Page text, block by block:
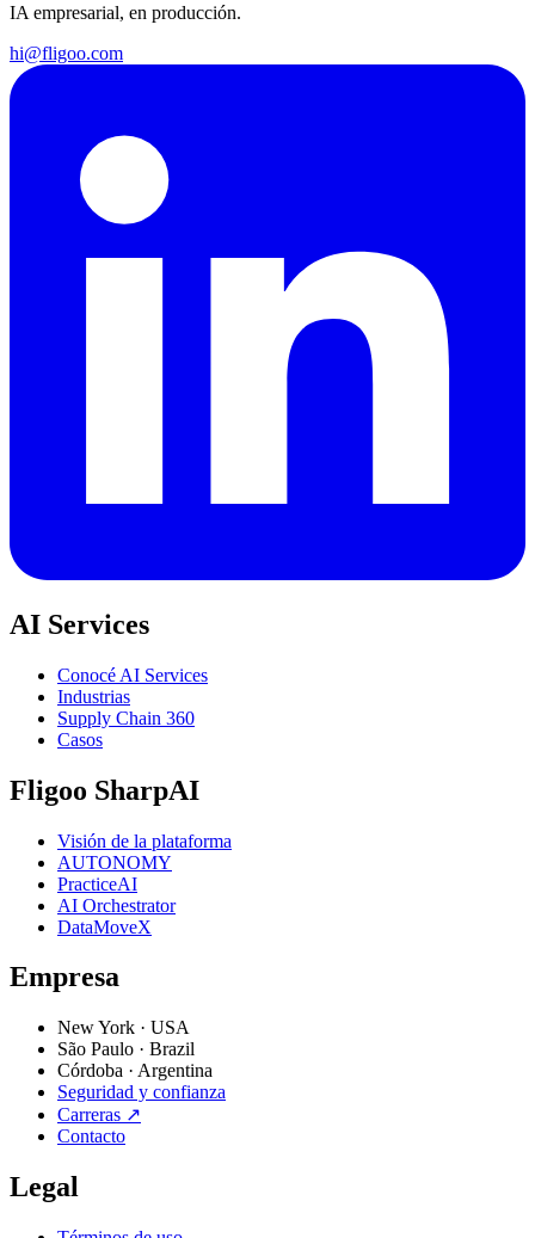
IA empresarial, en producción.
hi@fligoo.com
AI Services
Conocé AI Services
Industrias
Supply Chain 360
Casos
Fligoo SharpAI
Visión de la plataforma
AUTONOMY
PracticeAI
AI Orchestrator
DataMoveX
Empresa
New York · USA
São Paulo · Brazil
Córdoba · Argentina
Seguridad y confianza
Carreras ↗
Contacto
Legal